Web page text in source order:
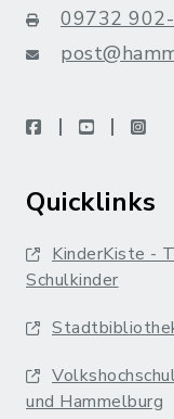
09732
facebookyoutube
Quicklinks
KinderKiste -
Schulkinder
und Hammelburg